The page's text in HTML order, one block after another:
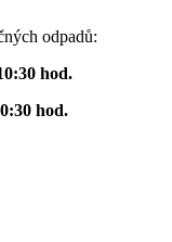
odpadů:
hod.
hod.